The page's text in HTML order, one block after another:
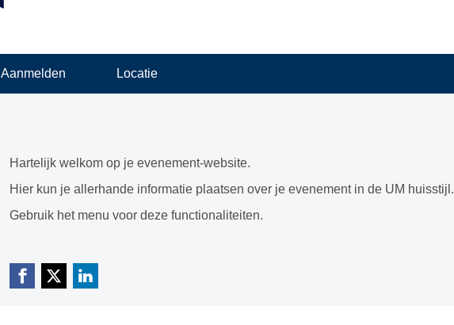
Aanmelden Locatie
Hartelijk welkom op je evenement-website.
Hier kun je allerhande informatie plaatsen over je evenement in de UM huisstijl.
Gebruik het menu voor deze functionaliteiten.